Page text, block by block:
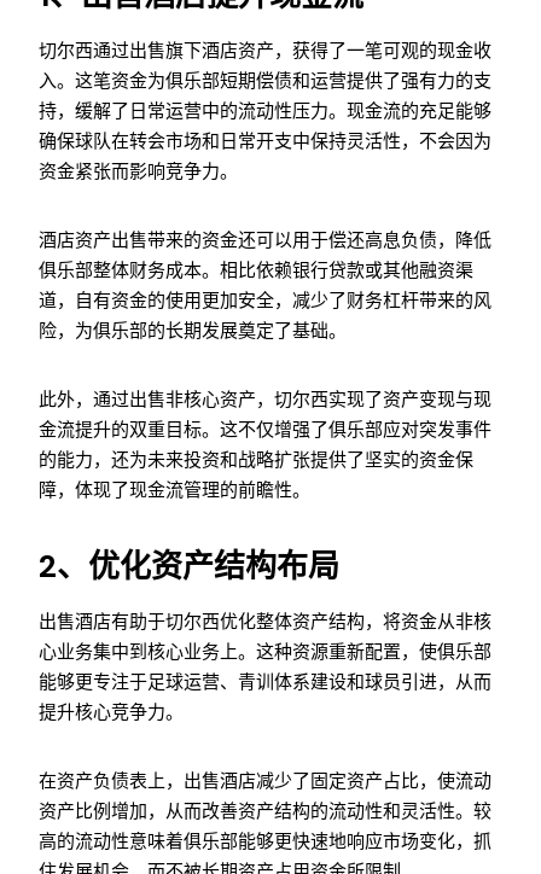
切尔西通过出售旗下酒店资产，获得了一笔可观的现金收
入。这笔资金为俱乐部短期偿债和运营提供了强有力的支
持，缓解了日常运营中的流动性压力。现金流的充足能够
确保球队在转会市场和日常开支中保持灵活性，不会因为
资金紧张而影响竞争力。
酒店资产出售带来的资金还可以用于偿还高息负债，降低
俱乐部整体财务成本。相比依赖银行贷款或其他融资渠
道，自有资金的使用更加安全，减少了财务杠杆带来的风
险，为俱乐部的长期发展奠定了基础。
此外，通过出售非核心资产，切尔西实现了资产变现与现
金流提升的双重目标。这不仅增强了俱乐部应对突发事件
的能力，还为未来投资和战略扩张提供了坚实的资金保
障，体现了现金流管理的前瞻性。
2、优化资产结构布局
出售酒店有助于切尔西优化整体资产结构，将资金从非核
心业务集中到核心业务上。这种资源重新配置，使俱乐部
能够更专注于足球运营、青训体系建设和球员引进，从而
提升核心竞争力。
在资产负债表上，出售酒店减少了固定资产占比，使流动
资产比例增加，从而改善资产结构的流动性和灵活性。较
高的流动性意味着俱乐部能够更快速地响应市场变化，抓